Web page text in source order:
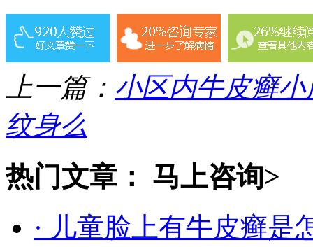
上一篇： 小区内牛皮癣小
纹身么
热门文章： 马上咨询>
· 儿童脸上有牛皮癣是